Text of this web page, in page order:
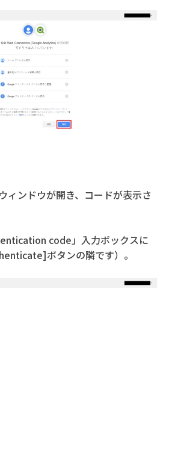
ィンドウが開き、コードが表示さ
code」入力ボックスに
ボタンの隣です）。